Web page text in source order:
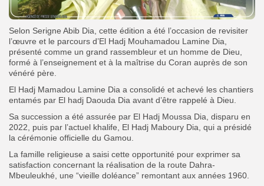
Selon Serigne Abib Dia, cette édition a été l’occasion de revisiter
l’œuvre et le parcours d’El Hadj Mouhamadou Lamine Dia,
présenté comme un grand rassembleur et un homme de Dieu,
formé à l’enseignement et à la maîtrise du Coran auprès de son
vénéré père.
El Hadj Mamadou Lamine Dia a consolidé et achevé les chantiers
entamés par El hadj Daouda Dia avant d’être rappelé à Dieu.
Sa succession a été assurée par El Hadj Moussa Dia, disparu en
2022, puis par l’actuel khalife, El Hadj Maboury Dia, qui a présidé
la cérémonie officielle du Gamou.
La famille religieuse a saisi cette opportunité pour exprimer sa
satisfaction concernant la réalisation de la route Dahra-
Mbeuleukhé, une “vieille doléance” remontant aux années 1960.